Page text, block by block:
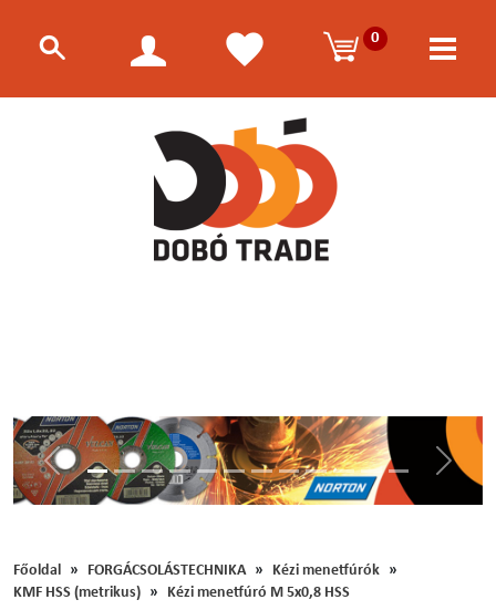
0
Előző
Főoldal FORGÁCSOLÁSTECHNIKA
Kézi menetfúrók
KMF HSS (metrikus)
Kézi menetfúró M 5x0,8 HSS